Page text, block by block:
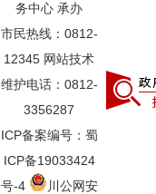
务中心 承办
市民热线：0812-
12345 网站技术
维护电话：0812-
3356287
ICP备案编号：蜀
ICP备19033424
号-4
川公网安